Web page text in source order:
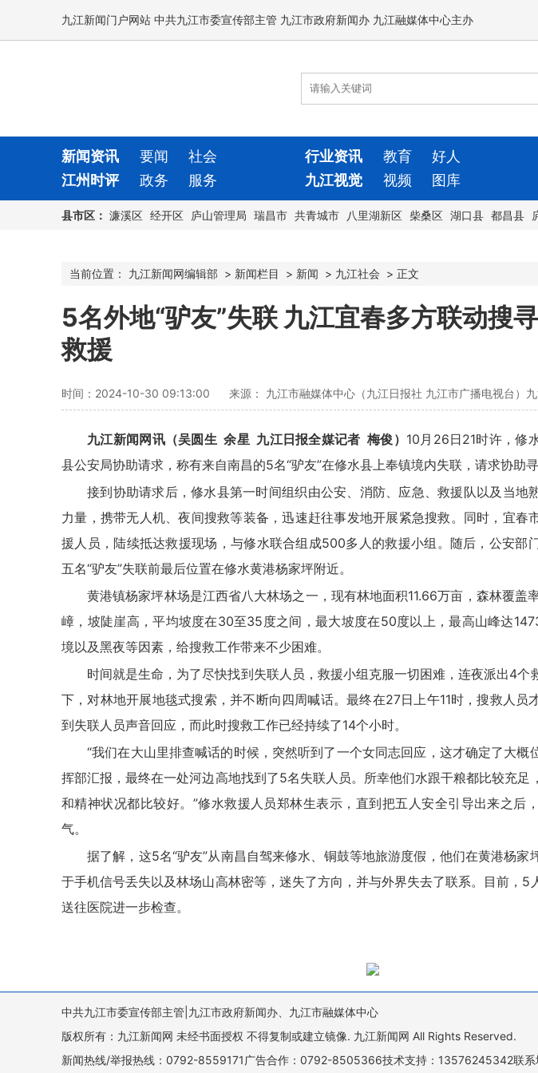
九江新闻门户网站 中共九江市委宣传部主管 九江市政府新闻办 九江融媒体中心主办
新闻资讯 要闻 社会 行业资讯 教育 好人
江州时评
政务 服务 九江视觉 视频 图库
县市区： 濂溪区 经开区 庐山管理局 瑞昌市 共青城市 八里湖新区 柴桑区 湖口县 都昌县
当前位置： 九江新闻网编辑部 > 新闻栏目 > 新闻 > 九江社会 > 正文
5名外地“驴友”失联 九江宜春多方联动搜
救援
时间：2024-10-30 09:13:00 来源： 九江市融媒体中心（九江日报社 九江市广播电视台）
九江新闻网讯（吴圆生 余星 九江日报全媒记者 梅俊） 10月26日21时许，修
县公安局协助请求，称有来自南昌的5名“驴友”在修水县上奉镇境内失联，请求协助寻
接到协助请求后，修水县第一时间组织由公安、消防、应急、救援队以及当地
力量，携带无人机、夜间搜救等装备，迅速赶往事发地开展紧急搜救。同时，宜春
援人员，陆续抵达救援现场，与修水联合组成500多人的救援小组。随后，公安部
五名“驴友”失联前最后位置在修水黄港杨家坪附近。
黄港镇杨家坪林场是江西省八大林场之一，现有林地面积11.66万亩，森林覆盖
嶂，坡陡崖高，平均坡度在30至35度之间，最大坡度在50度以上，最高山峰达
境以及黑夜等因素，给搜救工作带来不少困难。
时间就是生命，为了尽快找到失联人员，救援小组克服一切困难，连夜派出4个
下，对林地开展地毯式搜索，并不断向四周喊话。最终在27日上午11时，搜救人员
到失联人员声音回应，而此时搜救工作已经持续了14个小时。
“我们在大山里排查喊话的时候，突然听到了一个女同志回应，这才确定了大概
挥部汇报，最终在一处河边高地找到了5名失联人员。所幸他们水跟干粮都比较充足
和精神状况都比较好。”修水救援人员郑林生表示，直到把五人安全引导出来之后
气。
据了解，这5名“驴友”从南昌自驾来修水、铜鼓等地旅游度假，他们在黄港杨家
于手机信号丢失以及林场山高林密等，迷失了方向，并与外界失去了联系。目前，5
送往医院进一步检查。
中共九江市委宣传部主管|九江市政府新闻办、九江市融媒体中心
版权所有：九江新闻网 未经书面授权 不得复制或建立镜像. 九江新闻网 All Rights Reserved.
新闻热线/举报热线：0792-8559171广告合作：0792-8505366技术支持：13576245342联系